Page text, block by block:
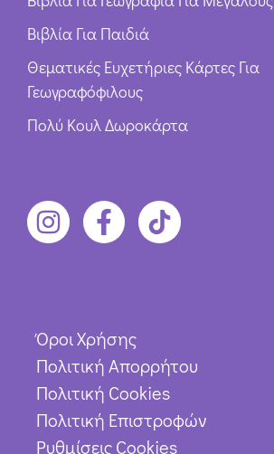
Βιβλία Για Παιδιά
Θεματικές Ευχετήριες Κάρτες Για
Γεωγραφόφιλους
Πολύ Κουλ Δωροκάρτα
Όροι Χρήσης
Πολιτική Απορρήτου
Πολιτική Cookies
Πολιτική Επιστροφών
Ρυθμίσεις Cookies